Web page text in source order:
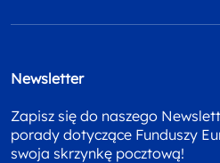
Newsletter
Zapisz się do naszego
porady dotyczące Funduszy
swoja skrzynkę pocztową!